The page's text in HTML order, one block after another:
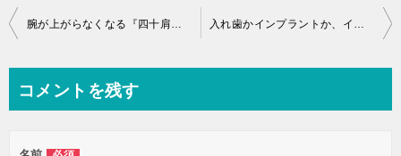
投
ビ
腕が上がらなくなる『四十肩、五十肩』の原因は？特徴、予防法について 入れ歯かインプラントか、インプラントが不安なら入れ歯を正しく使いたい
コメントを残す